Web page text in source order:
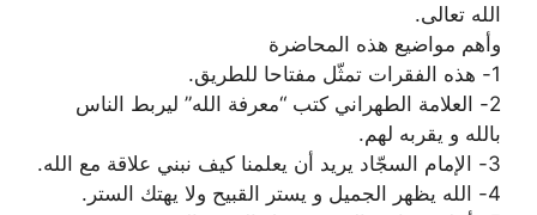
الله تعالى.
وأهم مواضيع هذه المحاضرة
2- العلامة الطهراني كتب “معرفة الله” ليربط الناس
بالله و يقربه لهم.